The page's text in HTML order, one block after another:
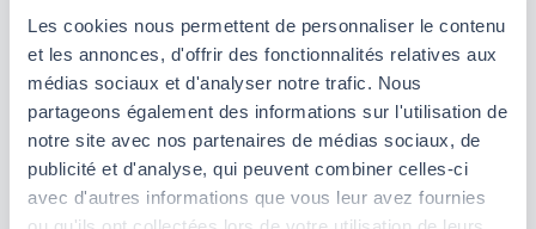
Les cookies nous permettent de personnaliser le contenu
et les annonces, d'offrir des fonctionnalités relatives aux
médias sociaux et d'analyser notre trafic. Nous
partageons également des informations sur l'utilisation de
notre site avec nos partenaires de médias sociaux, de
publicité et d'analyse, qui peuvent combiner celles-ci
avec d'autres informations que vous leur avez fournies